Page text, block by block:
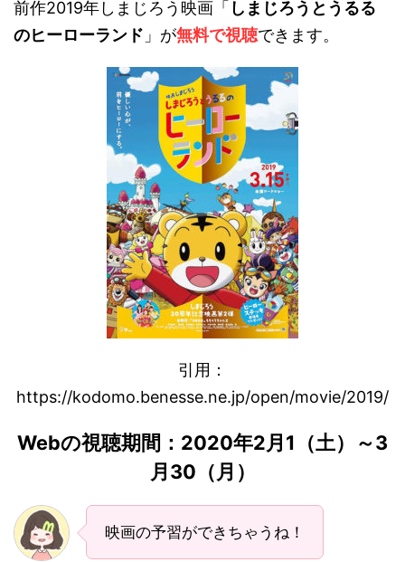
前作2019年しまじろう映画「 しまじろうとうるる
のヒーローランド 」が無料で視聴できます。
引用：
https://kodomo.benesse.ne.jp/open/movie/2019/
Webの視聴期間：2020年2月1（土）～3
月30（月）
映画の予習ができちゃうね！